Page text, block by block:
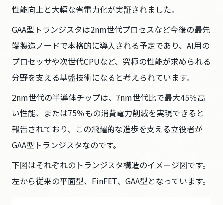
性能向上と大幅な省電力化が実証されました。
GAA型トランジスタは2nm世代プロセスなど今後の最先
端製造ノードで本格的に導入される予定であり、AI用の
プロセッサや次世代CPUなど、究極の性能が求められる
分野を支える基盤技術になると考えられています。
2nm世代の半導体チップは、7nm世代比で最大45％高
い性能、または75％もの消費電力削減を実現できると
報告されており、この飛躍的な進歩を支える立役者が
GAA型トランジスタなのです。
下図はそれぞれのトランジスタ構造のイメージ図です。
左から従来の平面型、FinFET、GAA型となっています。